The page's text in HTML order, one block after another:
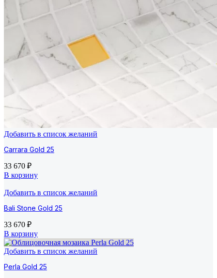
Добавить в список желаний
Carrara Gold 25
33 670 ₽
В корзину
Добавить в список желаний
Bali Stone Gold 25
33 670 ₽
В корзину
Добавить в список желаний
Perla Gold 25